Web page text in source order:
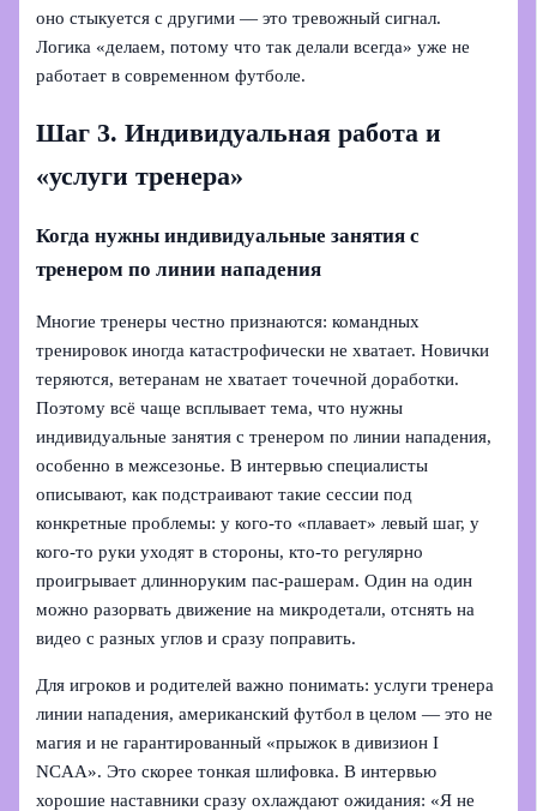
оно стыкуется с другими — это тревожный сигнал.
Логика «делаем, потому что так делали всегда» уже не
работает в современном футболе.
Шаг 3. Индивидуальная работа и
«услуги тренера»
Когда нужны индивидуальные занятия с
тренером по линии нападения
Многие тренеры честно признаются: командных
тренировок иногда катастрофически не хватает. Новички
теряются, ветеранам не хватает точечной доработки.
Поэтому всё чаще всплывает тема, что нужны
индивидуальные занятия с тренером по линии нападения,
особенно в межсезонье. В интервью специалисты
описывают, как подстраивают такие сессии под
конкретные проблемы: у кого-то «плавает» левый шаг, у
кого-то руки уходят в стороны, кто-то регулярно
проигрывает длинноруким пас-рашерам. Один на один
можно разорвать движение на микродетали, отснять на
видео с разных углов и сразу поправить.
Для игроков и родителей важно понимать: услуги тренера
линии нападения, американский футбол в целом — это не
магия и не гарантированный «прыжок в дивизион I
NCAA». Это скорее тонкая шлифовка. В интервью
хорошие наставники сразу охлаждают ожидания: «Я не